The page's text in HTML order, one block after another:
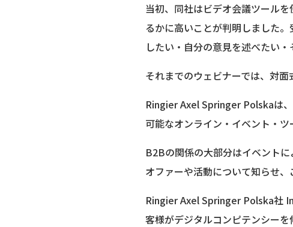
当初、同社はビデオ会議ツール
るかに高いことが判明しました
したい・自分の意見を述べたい・
それまでのウェビナーでは、対
Ringier Axel Springer Polskaは
可能なオンライン・イベント・ツ
B2Bの関係の大部分はイベント
オファーや活動について知らせ
Ringier Axel Springer Polska社
客様がデジタルコンピテンシー